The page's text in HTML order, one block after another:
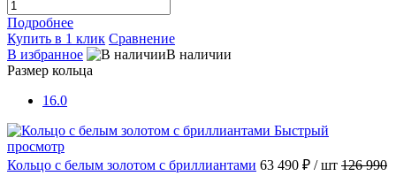
Подробнее
Купить в 1 клик Сравнение
В избранное
В наличии
Размер кольца
16.0
Быстрый
просмотр
Кольцо с белым золотом с бриллиантами 63 490 ₽ / шт 126 990